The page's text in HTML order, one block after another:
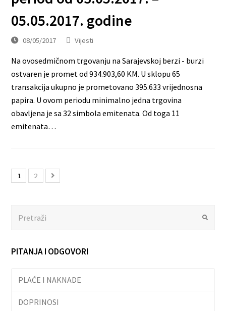
05.05.2017. godine
08/05/2017 Vijesti
Na ovosedmičnom trgovanju na Sarajevskoj berzi - burzi
ostvaren je promet od 934.903,60 KM. U sklopu 65
transakcija ukupno je prometovano 395.633 vrijednosna
papira. U ovom periodu minimalno jedna trgovina
obavljena je sa 32 simbola emitenata. Od toga 11
emitenata…
1 2
Submit
PITANJA I ODGOVORI
PLAĆE I NAKNADE
DOPRINOSI